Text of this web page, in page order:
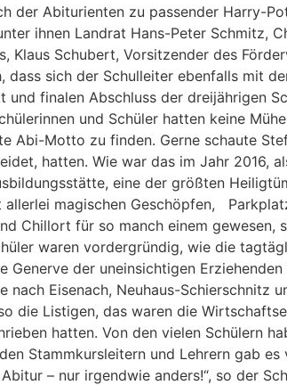
der Abiturienten zu passender
ihnen Landrat Hans-Peter Schmitz,
Klaus Schubert, Vorsitzender des
dass sich der Schulleiter ebenfalls mit
finalen Abschluss der dreijährigen
und Schüler hatten keine
Abi-Motto zu finden. Gerne schaute
hatten. Wie war das im Jahr 2016,
eine der größten
magischen Geschöpfen,
Chillort für so manch einem
waren vordergründig, wie die
Generve der uneinsichtigen
nach Eisenach, Neuhaus-
die Listigen, das waren die
hatten. Von den vielen Schülern
Stammkursleitern und Lehrern gab
– nur irgendwie anders!“, so der